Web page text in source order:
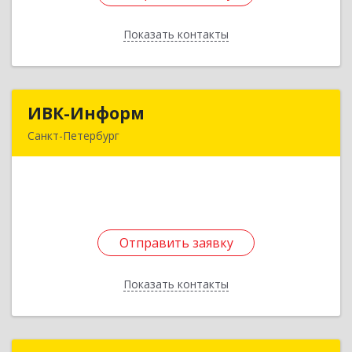
Показать контакты
Назад
ИВК-Информ
Санкт-Петербург
Отправить заявку
Показать контакты